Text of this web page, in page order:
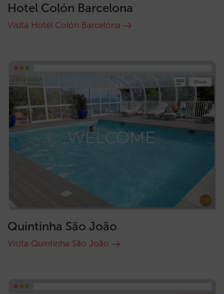
Hotel Colón Barcelona
Visita Hotel Colón Barcelona
Quintinha São João
Visita Quintinha São João